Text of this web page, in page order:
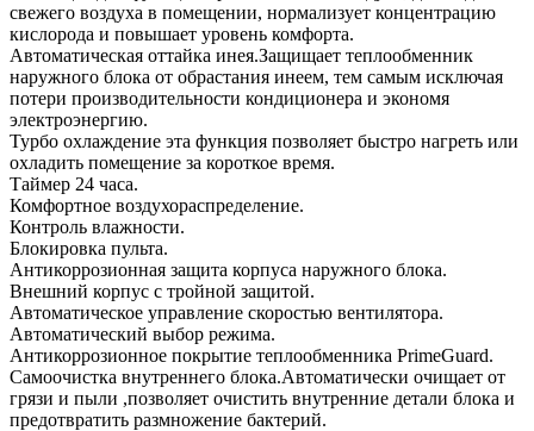
свежего воздуха в помещении, нормализует концентрацию
кислорода и повышает уровень комфорта.
Автоматическая оттайка инея.Защищает теплообменник
наружного блока от обрастания инеем, тем самым исключая
потери производительности кондиционера и экономя
электроэнергию.
Турбо охлаждение эта функция позволяет быстро нагреть или
охладить помещение за короткое время.
Таймер 24 часа.
Комфортное воздухораспределение.
Контроль влажности.
Блокировка пульта.
Антикоррозионная защита корпуса наружного блока.
Внешний корпус с тройной защитой.
Автоматическое управление скоростью вентилятора.
Автоматический выбор режима.
Антикоррозионное покрытие теплообменника PrimeGuard.
Самоочистка внутреннего блока.Автоматически очищает от
грязи и пыли ,позволяет очистить внутренние детали блока и
предотвратить размножение бактерий.